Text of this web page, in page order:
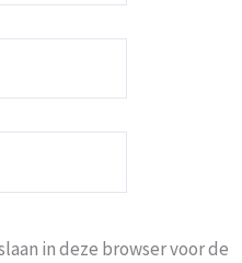
in deze browser voor de